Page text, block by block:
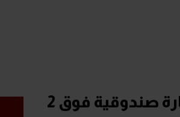
بعد انضمام Ti 7 وكاديلاك وأداماس.. 17 سيارة صندوقية فوق 2